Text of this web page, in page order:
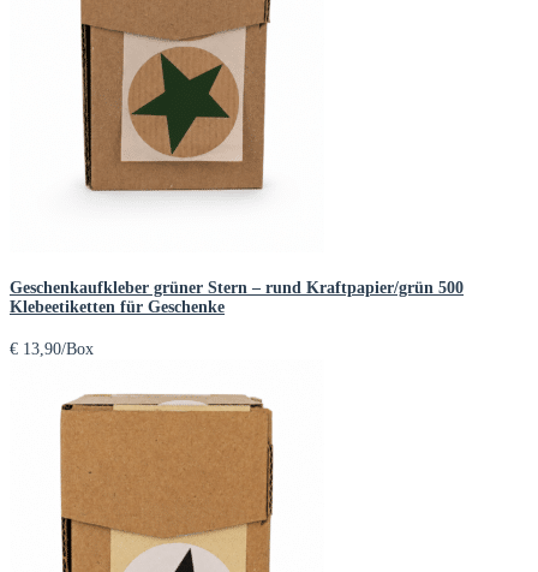
Geschenkaufkleber grüner Stern – rund Kraftpapier/grün 500
Klebeetiketten für Geschenke
€ 13,90/Box